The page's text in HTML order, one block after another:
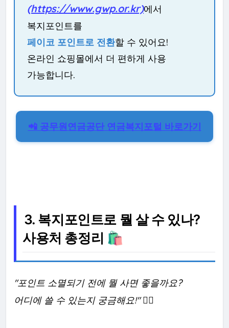
(https://www.gwp.or.kr)에서
복지포인트를
페이코 포인트로 전환할 수 있어요!
온라인 쇼핑몰에서 더 편하게 사용
가능합니다.
📲 공무원연금공단 연금복지포털 바로가기
3. 복지포인트로 뭘 살 수 있나?
사용처 총정리 🛍️
"포인트 소멸되기 전에 뭘 사면 좋을까요?
어디에 쓸 수 있는지 궁금해요!" 🤷‍♀️